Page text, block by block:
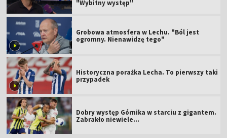
"Wybitny występ"
Grobowa atmosfera w Lechu. "Ból jest
ogromny. Nienawidzę tego"
Historyczna porażka Lecha. To pierwszy taki
przypadek
Dobry występ Górnika w starciu z gigantem.
Zabrakło niewiele...